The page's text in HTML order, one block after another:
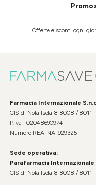
Offerte e sconti ogni
Farmacia Internazionale
CIS di Nola Isola 8 8008 / 8011
P.Iva : 02048690974
Numero REA: NA-929325
Sede operativa:
Parafarmacia Internazionale
CIS di Nola Isola 8 8008 / 8011